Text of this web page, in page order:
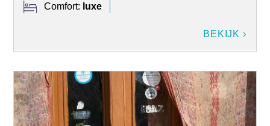
Comfort: luxe
BEKIJK ›